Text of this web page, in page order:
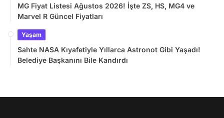
MG Fiyat Listesi Ağustos 2026! İşte ZS, HS, MG4 ve
Marvel R Güncel Fiyatları
Yaşam
Sahte NASA Kıyafetiyle Yıllarca Astronot Gibi Yaşadı!
Belediye Başkanını Bile Kandırdı